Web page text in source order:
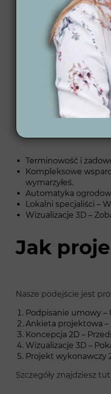
Szukasz firmy, która
technologiami, takimi
utrzymaniu.
Co nas
Terminowość i
Kompleksowe
wymarzyłeś.
Automatyka
Lokalni specjaliści –
Wizualizacje 3D –
Jak
Nasze podejście jest
Podpisanie umowy –
Ankieta projektowa –
Koncepcja 2D –
Wizualizacje 3D –
Projekt wykonawczy
Szczegóły znajdziesz